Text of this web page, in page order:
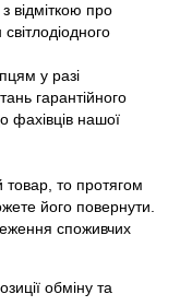
відміткою про
у разі
гарантійного
фахівців нашої
товар, то протягом
його повернути.
споживчих
обміну та